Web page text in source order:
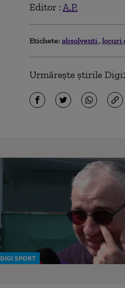
Editor : A.P.
Etichete: absolventi locuri
Urmărește știrile
DIGI SPORT